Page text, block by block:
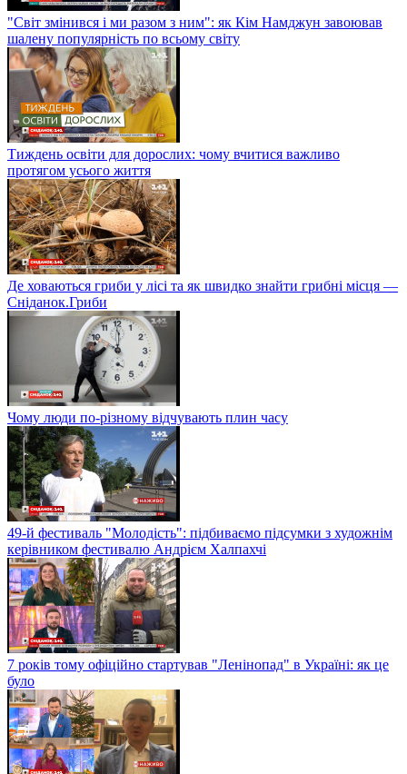
"Світ змінився і ми разом з ним": як Кім Намджун завоював
шалену популярність по всьому світу
Тиждень освіти для дорослих: чому вчитися важливо
протягом усього життя
Де ховаються гриби у лісі та як швидко знайти грибні місця —
Сніданок.Гриби
Чому люди по-різному відчувають плин часу
49-й фестиваль "Молодість": підбиваємо підсумки з художнім
керівником фестивалю Андрієм Халпахчі
7 років тому офіційно стартував "Ленінопад" в Україні: як це
було